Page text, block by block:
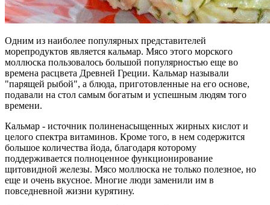
Одним из наиболее популярных представителей
морепродуктов является кальмар. Мясо этого морского
моллюска пользовалось большой популярностью еще во
времена расцвета Древней Греции. Кальмар называли
"парящей рыбой", а блюда, приготовленные на его основе,
подавали на стол самым богатым и успешным людям того
времени.
Кальмар - источник полиненасыщенных жирных кислот и
целого спектра витаминов. Кроме того, в нем содержится
большое количества йода, благодаря которому
поддерживается полноценное функционирование
щитовидной железы. Мясо моллюска не только полезное, но
еще и очень вкусное. Многие люди заменили им в
повседневной жизни курятину.